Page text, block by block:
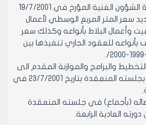
-وعلى كتاب مديرية الشؤون الفنية المؤرخ في 19/7/2001
سعر المتر المربع الوسطي لأعمال
وأعمال البلاط بأنواعه وكذلك سعر
بأنواعه للعقود الجاري تنفيذها بين
والبرامج والموازنة المقدم الى
مجلس مدينة حلب بجلسته المنعقدة بتاريخ 23/7/2001 في
(بأجماع) في جلسته المنعقدة